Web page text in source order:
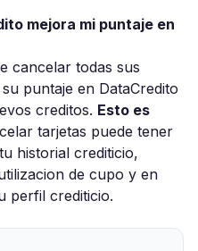
mejora mi puntaje en
cancelar todas sus
puntaje en DataCredito
creditos. Esto es
tarjetas puede tener
historial crediticio,
de cupo y en
perfil crediticio.